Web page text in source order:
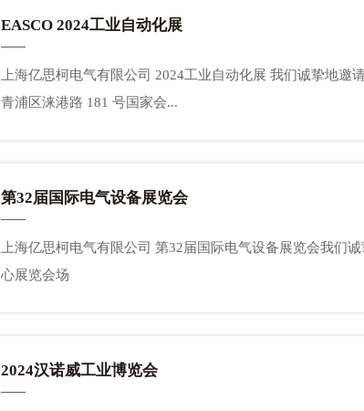
EASCO 2024工业自动化展
上海亿思柯电气有限公司 2024工业自动化展 我们诚挚地邀请您参观我们的展会！ 展位号:5.1H-F229 参展时间:2024年9月24日至28日 展会地址:中国上海市
青浦区涞港路 181 号国家会...
第32届国际电气设备展览会
上海亿思柯电气有限公司 第32届国际电气设备展览会我们诚挚地邀请您参观我们的展位!参展时间：2024.6月4-7日展位号:22D80 地址:俄罗斯莫斯科世博中
心展览会场
2024汉诺威工业博览会